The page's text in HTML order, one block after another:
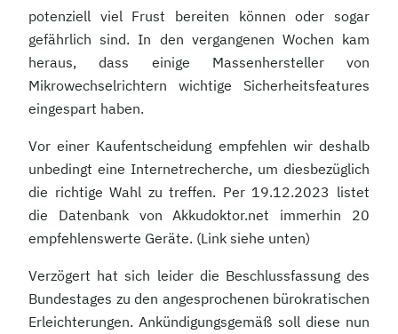
potenziell viel Frust bereiten können oder sogar
gefährlich sind. In den vergangenen Wochen kam
heraus, dass einige Massenhersteller von
Mikrowechselrichtern wichtige Sicherheitsfeatures
eingespart haben.
Vor einer Kaufentscheidung empfehlen wir deshalb
unbedingt eine Internetrecherche, um diesbezüglich
die richtige Wahl zu treffen. Per 19.12.2023 listet
die Datenbank von Akkudoktor.net immerhin 20
empfehlenswerte Geräte. (Link siehe unten)
Verzögert hat sich leider die Beschlussfassung des
Bundestages zu den angesprochenen bürokratischen
Erleichterungen. Ankündigungsgemäß soll diese nun